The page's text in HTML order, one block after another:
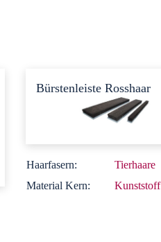
Bürstenleiste Rosshaar
Haarfasern:
Tierhaare
Material Kern:
Kunststoff